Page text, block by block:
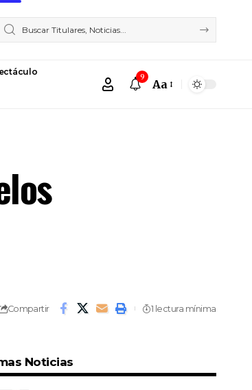
9
Font
Aa
Compartir 1 lectura mínima
Noticias